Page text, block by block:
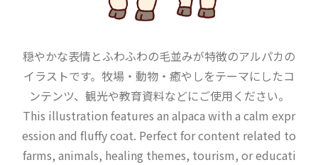
穏やかな表情とふわふわの毛並みが特徴のアルパカの
イラストです。牧場・動物・癒やしをテーマにしたコ
ンテンツ、観光や教育資料などにご使用ください。
This illustration features an alpaca with a calm expr
ession and fluffy coat. Perfect for content related to
farms, animals, healing themes, tourism, or educati